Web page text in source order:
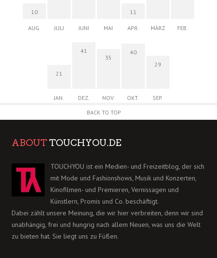
10
AUG. JULI JUNI MAI
11
APR. MÄRZ FEB.
21
JAN.
41
DEZ.
35
NOV.
40
OKT.
29
SEP.
BACK TO TOP
ABOUT TOUCHYOU.DE
TOUCHYOU ist ein Medien- und Freizeitblog, der sich
mit Mode und Fashionshows, Musik und Konzerten,
Kinofilmen- und Premieren, Vernissagen und
Künstlern, Promis und Co. beschäftigt.
Dabei zählt unsere Meinung, die wir hier verbreiten, denn wir sind
unabhängig, frei und hungrig nach allem Neuen, was uns die Welt
zu bieten hat. Sie liegt uns zu Füßen.